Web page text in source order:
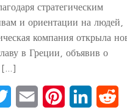
стратегическим
и ориентации на людей,
компания открыла
в Греции, объявив о
[…]
Twitter Email PinterestLinkedIn